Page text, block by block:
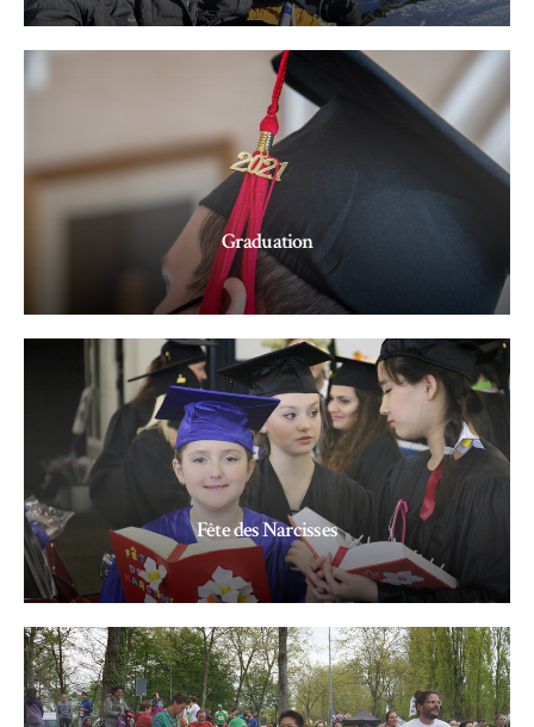
LIRE LA SUITE »
Graduation
LIRE LA SUITE »
Fête des Narcisses
LIRE LA SUITE »